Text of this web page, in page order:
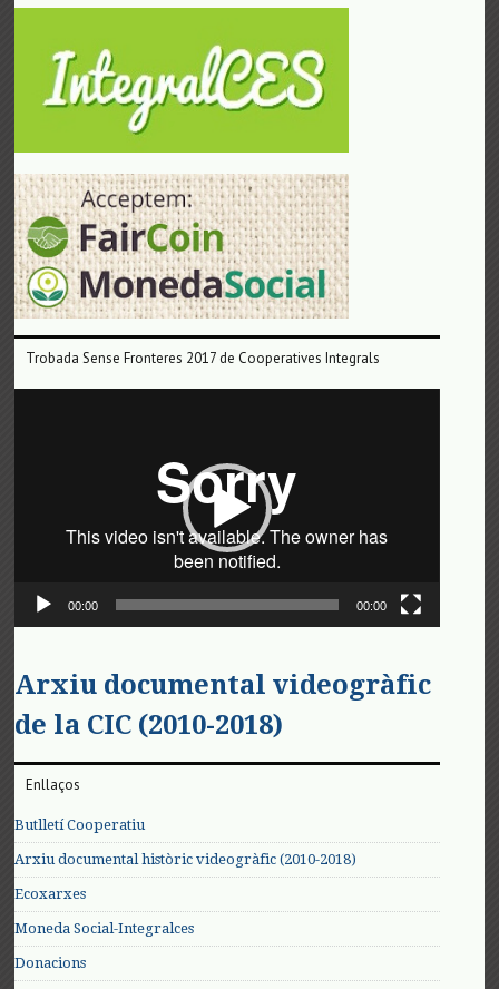
Trobada Sense Fronteres 2017 de Cooperatives Integrals
00:00 00:00
Arxiu documental videogràfic
de la CIC (2010-2018)
Enllaços
Butlletí Cooperatiu
Arxiu documental històric videogràfic (2010-2018)
Ecoxarxes
Moneda Social-Integralces
Donacions